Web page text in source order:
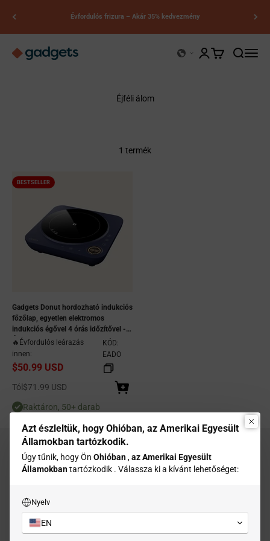
Évfordulós frizura – Akár 35% kedvezmény
Keresés
Kerry kütyük Fiókoldal
Kosár
Éjféli álom
1 termék
BESTSELLER
Gadgets Donut hordozható indukciós
főzőlap, egyetlen elektromos
indukciós égővel 4 órás időzítővel -
Éjféli álom - Dugaszolható kialakítás
🔥Évfordulós leárazás
innen:
$50.99 USD
KÓD:
EADO
Eladási ár
Tól $71.99 USD
Raktáron, 50+ darab
Azt észleltük, hogy Ohióban, az Amerikai Egyesült
Államokban tartózkodik.
Úgy tűnik, hogy Ön Ohióban,az Amerikai Egyesült
Államokbantartózkodik . Válassza ki a kívánt lehetőséget:
Nyelv
EN